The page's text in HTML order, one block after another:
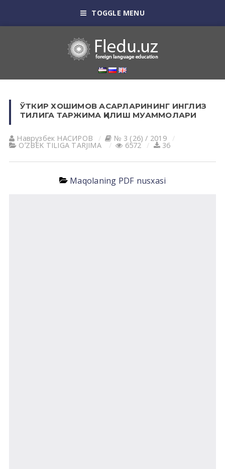
TOGGLE MENU
ЎТКИР ХОШИМОВ АСАРЛАРИНИНГ ИНГЛИЗ
ТИЛИГА ТАРЖИМА ҚИЛИШ МУАММОЛАРИ
Наврузбек НАСИРОВ № 3 (26) / 2019
OʼZBEK TILIGА TАRJIMА 6572 36
Maqolaning PDF nusxasi